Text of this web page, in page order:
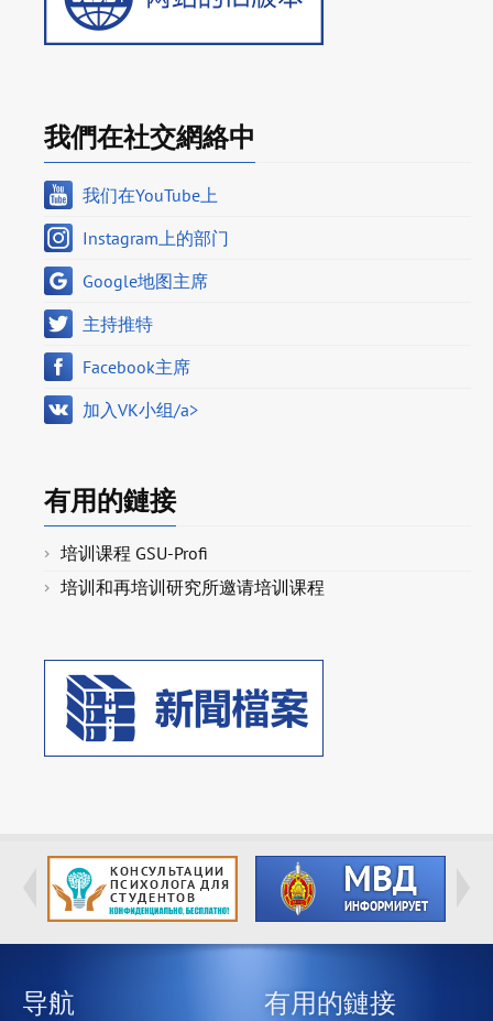
我們在社交網絡中
我们在YouTube上
Instagram上的部门
Google地图主席
主持推特
Facebook主席
加入VK小组/a>
有用的鏈接
培训课程 GSU-Profi
培训和再培训研究所邀请培训课程
导航 有用的鏈接